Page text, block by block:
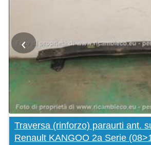
‹
Traversa (rinforzo) paraurti ant.
Renault KANGOO 2a Serie